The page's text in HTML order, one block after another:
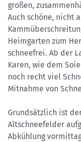
großen,
Auch schöne, nicht
Heimgarten zum
schneefrei. Ab der
Karen, wie dem
noch recht viel
Mitnahme von
Grundsätzlich ist
Altschneefelder
Abkühlung